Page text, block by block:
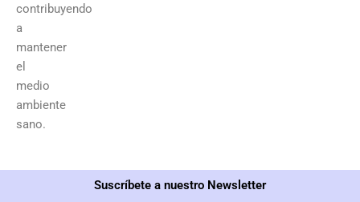
contribuyendo
a
mantener
el
medio
ambiente
sano.
Suscríbete a nuestro Newsletter